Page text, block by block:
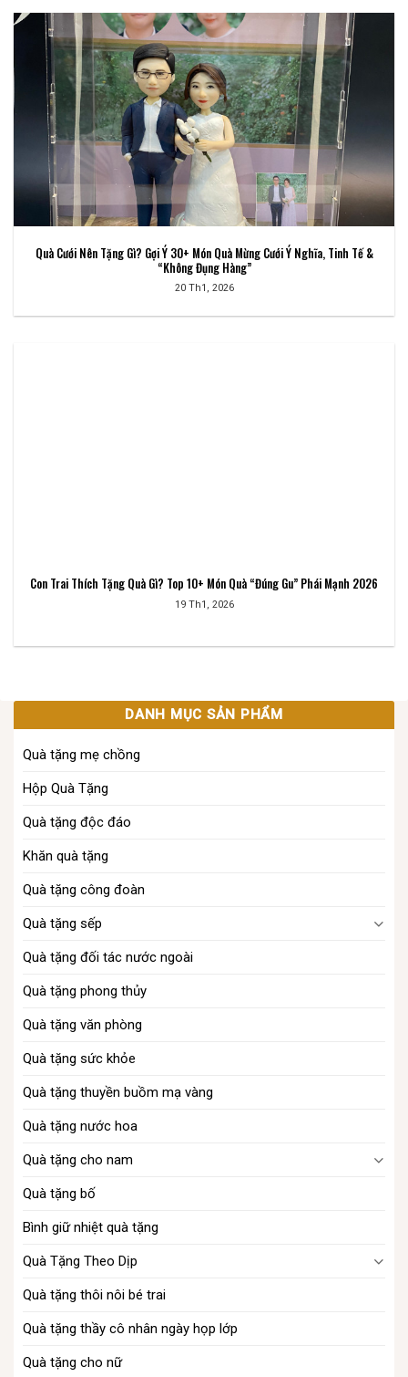
Quà Cưới Nên Tặng Gì? Gợi Ý 30+ Món Quà Mừng Cưới Ý Nghĩa, Tinh Tế &
“Không Đụng Hàng”
20 Th1, 2026
Con Trai Thích Tặng Quà Gì? Top 10+ Món Quà “Đúng Gu” Phái Mạnh 2026
19 Th1, 2026
DANH MỤC SẢN PHẨM
Quà tặng mẹ chồng​
Hộp Quà Tặng
Quà tặng độc đáo
Khăn quà tặng
Quà tặng công đoàn
Quà tặng sếp​
Quà tặng đối tác nước ngoài
Quà tặng phong thủy
Quà tặng văn phòng​
Quà tặng sức khỏe
Quà tặng thuyền buồm mạ vàng
Quà tặng nước hoa
Quà tặng cho nam
Quà tặng bố
Bình giữ nhiệt quà tặng
Quà Tặng Theo Dịp
Quà tặng thôi nôi bé trai​
Quà tặng thầy cô nhân ngày họp lớp
Quà tặng cho nữ​